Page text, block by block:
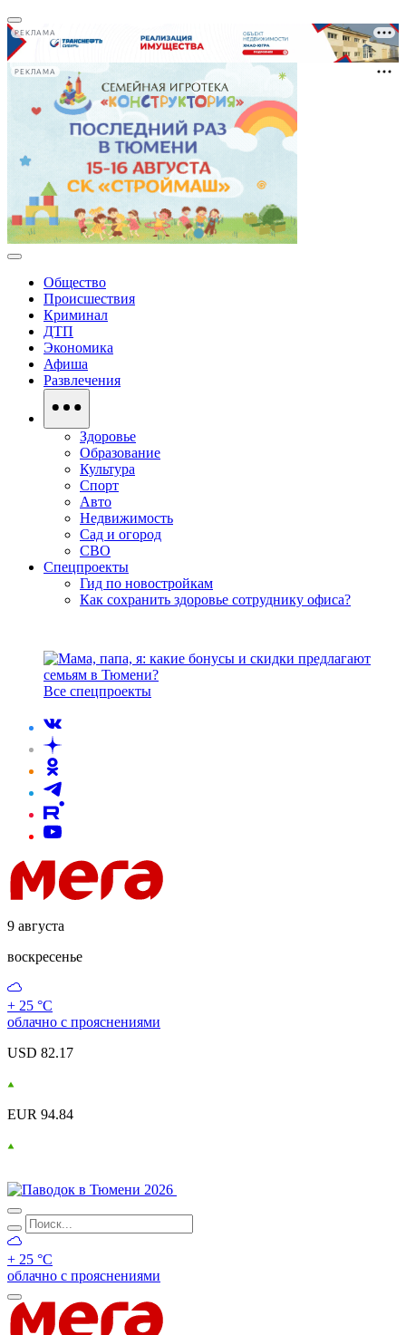
РЕКЛАМА
РЕКЛАМА
Общество
Происшествия
Криминал
ДТП
Экономика
Афиша
Развлечения
Здоровье
Образование
Культура
Спорт
Авто
Недвижимость
Сад и огород
СВО
Спецпроекты
Гид по новостройкам
Как сохранить здоровье сотруднику офиса?
Все спецпроекты
9 августа
воскресенье
+ 25 °С
облачно с прояснениями
USD 82.17
EUR 94.84
+ 25 °С
облачно с прояснениями